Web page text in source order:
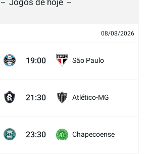
Jogos de hoje
08/08/2026
19:00 São Paulo
21:30 Atlético-MG
23:30 Chapecoense